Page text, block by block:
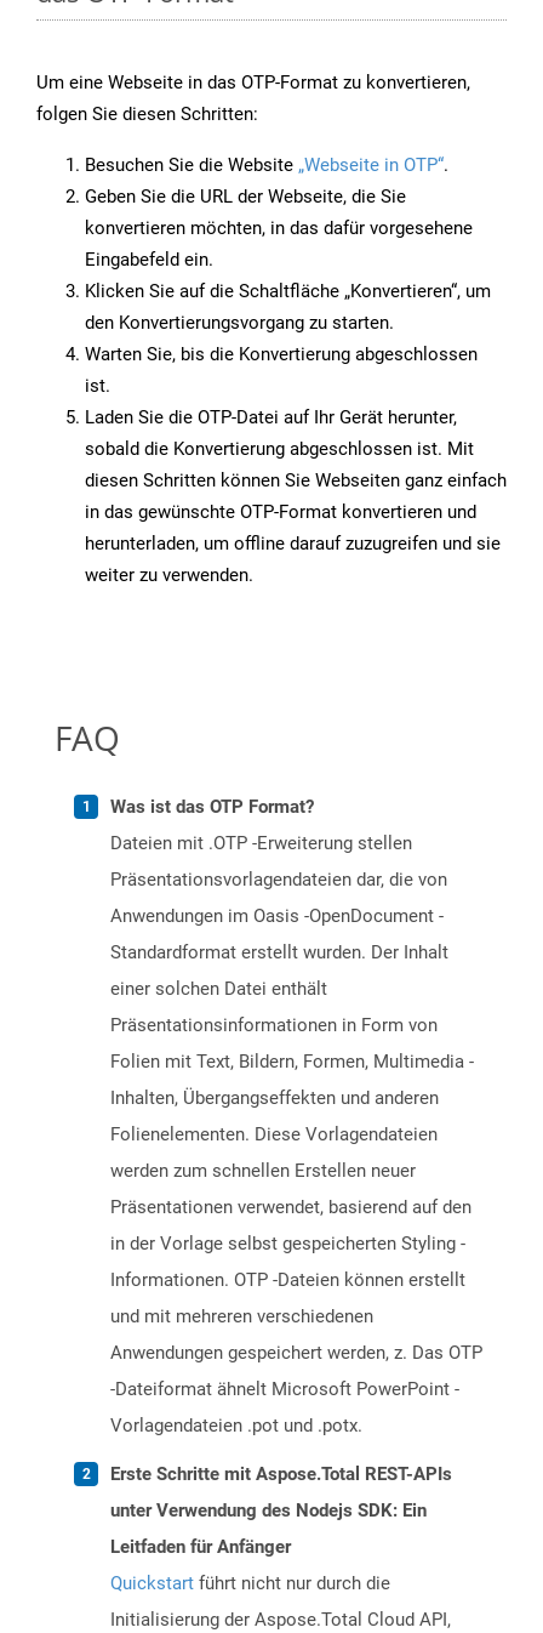
Um eine Webseite in das OTP-Format zu konvertieren,
folgen Sie diesen Schritten:
Besuchen Sie die Website „Webseite in OTP“.
Geben Sie die URL der Webseite, die Sie
konvertieren möchten, in das dafür vorgesehene
Eingabefeld ein.
Klicken Sie auf die Schaltfläche „Konvertieren“, um
den Konvertierungsvorgang zu starten.
Warten Sie, bis die Konvertierung abgeschlossen
ist.
Laden Sie die OTP-Datei auf Ihr Gerät herunter,
sobald die Konvertierung abgeschlossen ist. Mit
diesen Schritten können Sie Webseiten ganz einfach
in das gewünschte OTP-Format konvertieren und
herunterladen, um offline darauf zuzugreifen und sie
weiter zu verwenden.
FAQ
Was ist das OTP Format?
Dateien mit .OTP -Erweiterung stellen
Präsentationsvorlagendateien dar, die von
Anwendungen im Oasis -OpenDocument -
Standardformat erstellt wurden. Der Inhalt
einer solchen Datei enthält
Präsentationsinformationen in Form von
Folien mit Text, Bildern, Formen, Multimedia -
Inhalten, Übergangseffekten und anderen
Folienelementen. Diese Vorlagendateien
werden zum schnellen Erstellen neuer
Präsentationen verwendet, basierend auf den
in der Vorlage selbst gespeicherten Styling -
Informationen. OTP -Dateien können erstellt
und mit mehreren verschiedenen
Anwendungen gespeichert werden, z. Das OTP
-Dateiformat ähnelt Microsoft PowerPoint -
Vorlagendateien .pot und .potx.
Erste Schritte mit Aspose.Total REST-APIs
unter Verwendung des Nodejs SDK: Ein
Leitfaden für Anfänger
Quickstart führt nicht nur durch die
Initialisierung der Aspose.Total Cloud API,